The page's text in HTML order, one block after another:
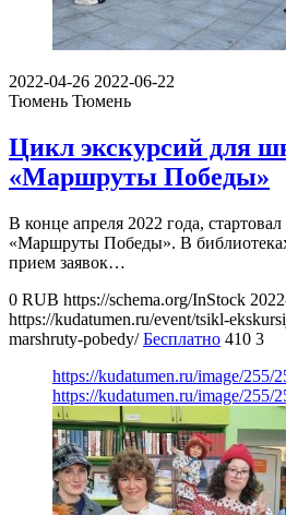
2022-04-26 2022-06-22
Тюмень Тюмень
Цикл экскурсий для
«Маршруты Победы»
В конце апреля 2022 года,
«Маршруты Победы». В
прием заявок…
0 RUB https://schema.org/InStock
https://kudatumen.ru/event/tsikl-
marshruty-pobedy/ Бесплатно 410 3
https://kudatumen.ru/image/255/
https://kudatumen.ru/image/255/